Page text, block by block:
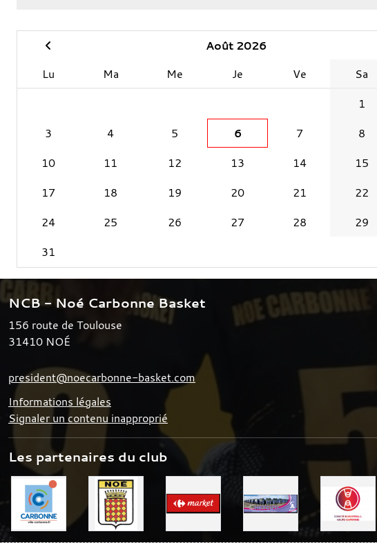
Août 2026
Lu
Ma Me Je Ve Sa
1
3
4 5 6 7 8
10
11 12 13 14 15
17
18 19 20 21 22
24
25 26 27 28 29
31
NCB - Noé Carbonne Basket
156 route de Toulouse
31410 NOÉ
president@noecarbonne-basket.com
Informations légales
Signaler un contenu inapproprié
Les partenaires du club